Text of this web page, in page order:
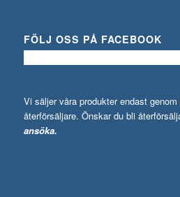
FÖLJ OSS PÅ FACEBOOK
Vi säljer våra produkter endast
återförsäljare. Önskar du bli
ansöka.